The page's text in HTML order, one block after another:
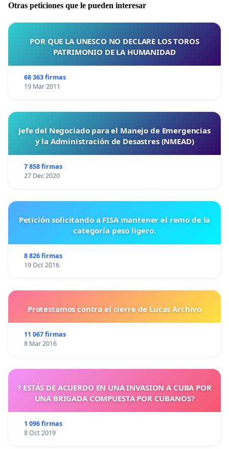
Otras peticiones que le pueden interesar
POR QUE LA UNESCO NO DECLARE LOS TOROS
PATRIMONIO DE LA HUMANIDAD
68 363 firmas
19 Mar 2011
Jefe del Negociado para el Manejo de Emergencias
y la Administración de Desastres (NMEAD)
7 858 firmas
27 Dec 2020
Petición solicitando a FISA mantener el remo de la
categoría peso ligero.
8 826 firmas
19 Oct 2016
Protestamos contra el cierre de Lucas Archivo
11 067 firmas
8 Mar 2016
? ESTÁS DE ACUERDO EN UNA INVASION A CUBA POR
UNA BRIGADA COMPUESTA POR CUBANOS?
1 096 firmas
8 Oct 2019